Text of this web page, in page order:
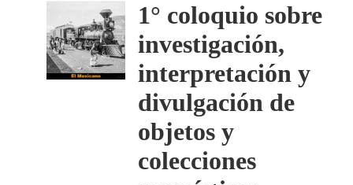
1° coloquio sobre
investigación,
interpretación y
divulgación de
objetos y
colecciones